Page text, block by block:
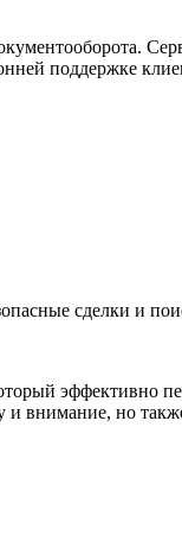
поддержке
сделки и
эффективно
внимание, но